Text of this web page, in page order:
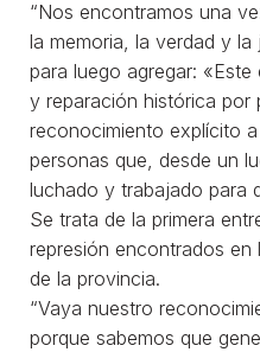
“Nos encontramos una
la memoria, la verdad y la
para luego agregar:
y reparación histórica por
reconocimiento explícito
personas que, desde un
luchado y trabajado para
Se trata de la primera
represión encontrados
de la provincia.
“Vaya nuestro
porque sabemos que